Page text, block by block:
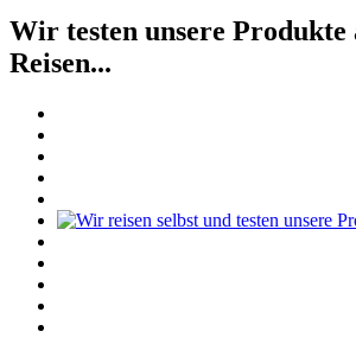
Wir testen unsere Produkte
Reisen...